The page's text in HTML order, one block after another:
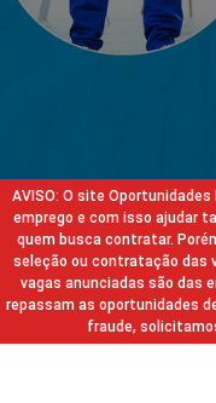
AVISO: O site
emprego e com isso ajudar
quem busca contratar.
seleção ou contratação das
vagas anunciadas são das
repassam as oportunidades
fraude,